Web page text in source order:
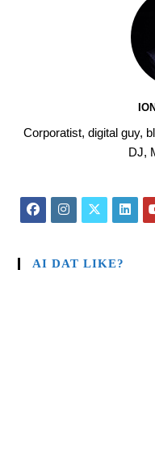
Corporatist, digital guy,
DJ,
AI DAT LIKE?